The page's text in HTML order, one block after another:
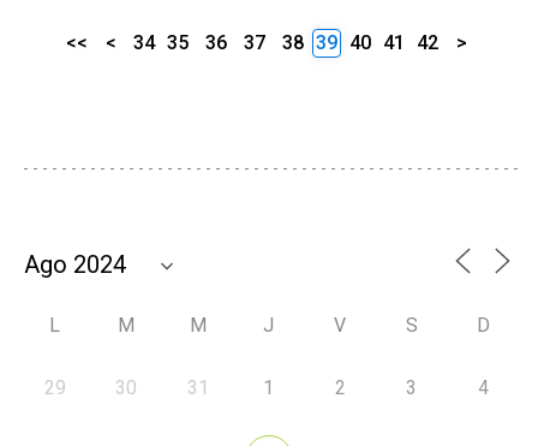
<< < 34 35 36 37 38 39 40 41 42 >
L M M J V S D
29 30 31 1 2 3 4